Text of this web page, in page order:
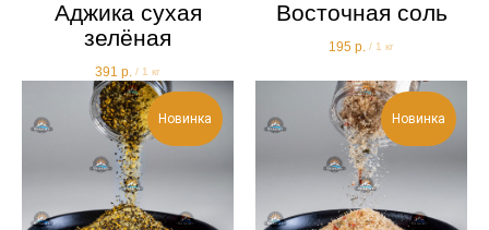
Аджика сухая
зелёная
391 р. / 1 кг
Восточная соль
195 р. / 1 кг
Новинка Новинка